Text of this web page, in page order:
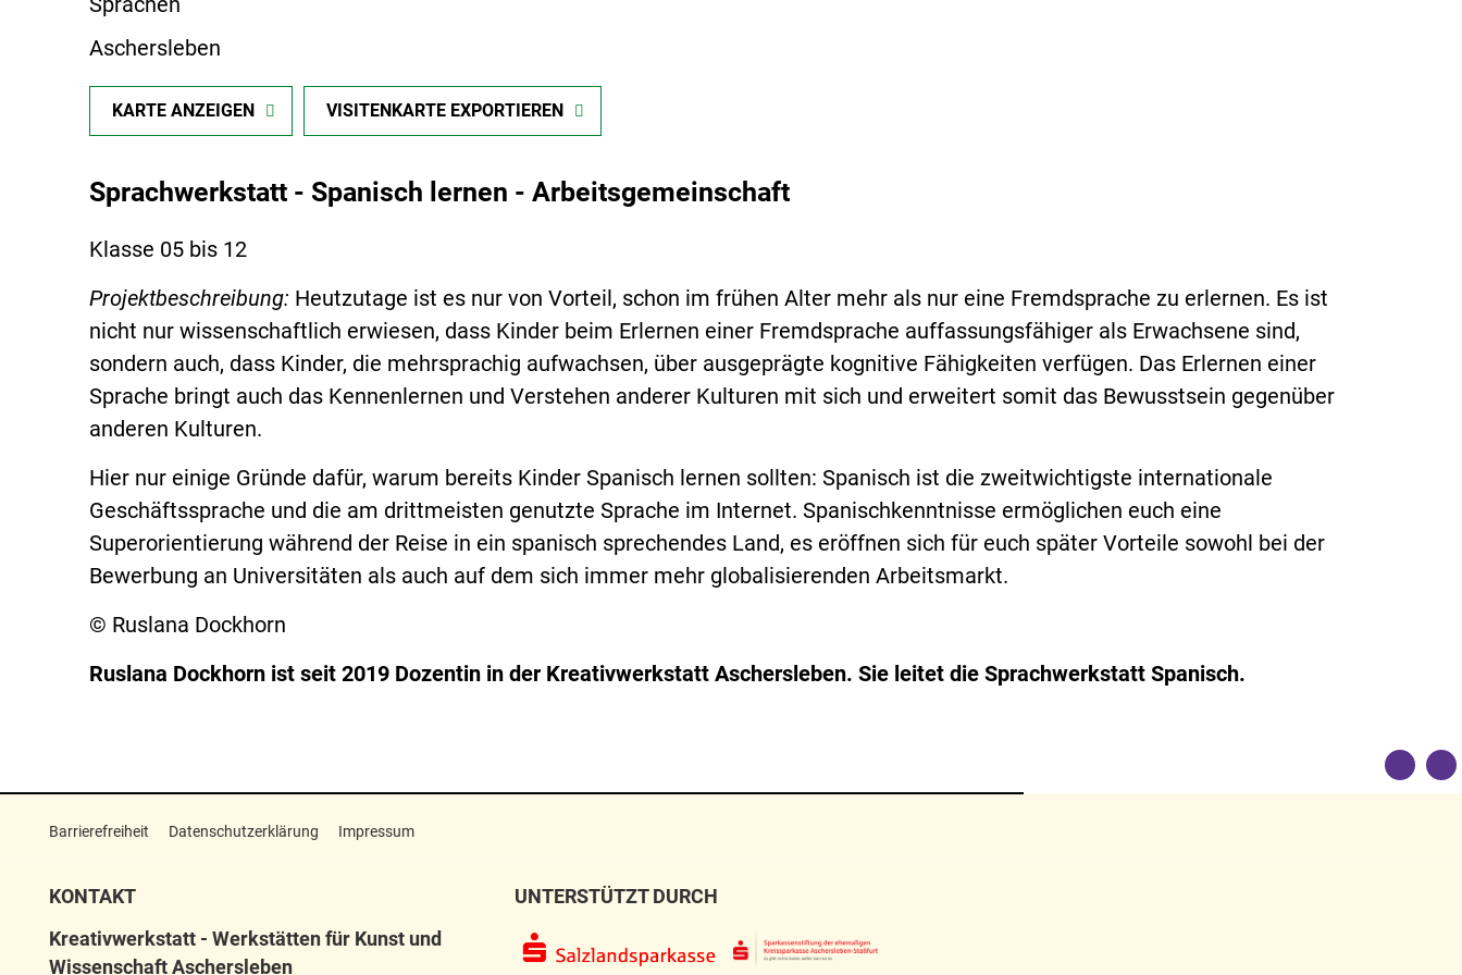
Aschersleben
KARTE ANZEIGEN VISITENKARTE EXPORTIEREN
Sprachwerkstatt - Spanisch lernen - Arbeitsgemeinschaft
Klasse 05 bis 12
Projektbeschreibung: Heutzutage ist es nur von Vorteil, schon im frühen Alter mehr als nur eine Fremdsprache zu erlernen. Es ist
nicht nur wissenschaftlich erwiesen, dass Kinder beim Erlernen einer Fremdsprache auffassungsfähiger als Erwachsene sind,
sondern auch, dass Kinder, die mehrsprachig aufwachsen, über ausgeprägte kognitive Fähigkeiten verfügen. Das Erlernen einer
Sprache bringt auch das Kennenlernen und Verstehen anderer Kulturen mit sich und erweitert somit das Bewusstsein gegenüber
anderen Kulturen.
Hier nur einige Gründe dafür, warum bereits Kinder Spanisch lernen sollten: Spanisch ist die zweitwichtigste internationale
Geschäftssprache und die am drittmeisten genutzte Sprache im Internet. Spanischkenntnisse ermöglichen euch eine
Superorientierung während der Reise in ein spanisch sprechendes Land, es eröffnen sich für euch später Vorteile sowohl bei der
Bewerbung an Universitäten als auch auf dem sich immer mehr globalisierenden Arbeitsmarkt.
© Ruslana Dockhorn
Ruslana Dockhorn ist seit 2019 Dozentin in der Kreativwerkstatt Aschersleben. Sie leitet die Sprachwerkstatt Spanisch.
Barrierefreiheit Datenschutzerklärung Impressum
KONTAKT
Kreativwerkstatt - Werkstätten für Kunst und
Wissenschaft Aschersleben
UNTERSTÜTZT DURCH